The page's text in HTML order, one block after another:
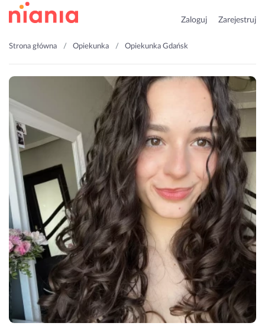
Zaloguj Zarejestruj
Strona główna Opiekunka Opiekunka Gdańsk